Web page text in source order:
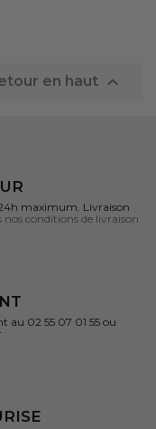
en haut 
24h maximum. Livraison
nos conditions de livraison
au 02 55 07 01 55 ou